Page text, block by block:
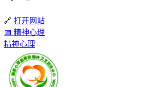
🔗 打开网站
📅 精神心理
精神心理